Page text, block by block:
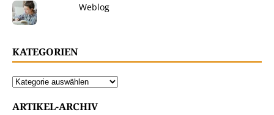
Weblog
KATEGORIEN
ARTIKEL-ARCHIV